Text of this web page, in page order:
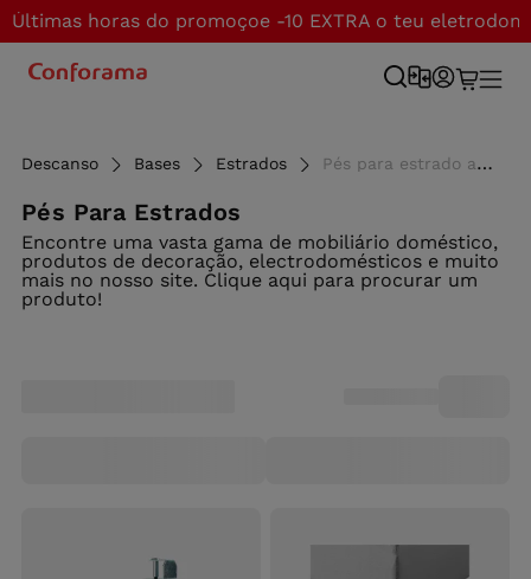
Últimas horas do promoçoe -10 EXTRA o teu
Descanso Bases Estrados Pés para estrado ao melhor preço - Conforama
Pés Para Estrados
Encontre uma vasta gama de mobiliário doméstico,
produtos de decoração, electrodomésticos e muito
mais no nosso site. Clique aqui para procurar um
produto!